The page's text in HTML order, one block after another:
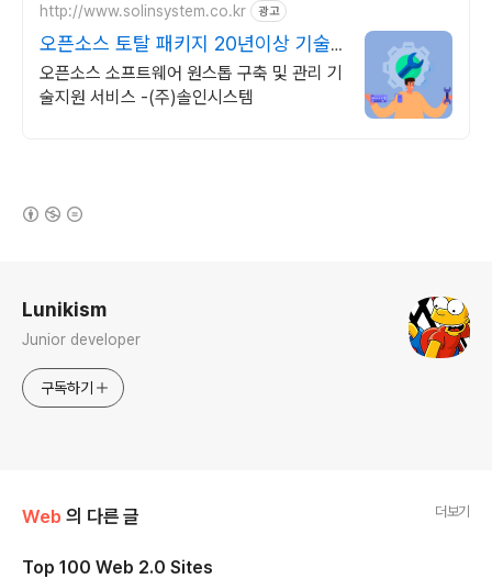
http://www.solinsystem.co.kr 광고
오픈소스 토탈 패키지 20년이상 기술
지원 노하우
오픈소스 소프트웨어 원스톱 구축 및 관리 기
술지원 서비스 -(주)솔인시스템
Lunikism
Junior developer
구독하기
Web 의 다른 글 더보기
Top 100 Web 2.0 Sites